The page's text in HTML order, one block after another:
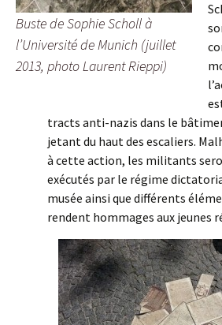
Buste de Sophie Scholl à
l’Université de Munich (juillet
2013, photo Laurent Rieppi)
tracts anti-nazis dans le
jetant du haut des escaliers.
à cette action, les militants
exécutés par le régime
musée ainsi que différents
rendent hommages aux jeunes